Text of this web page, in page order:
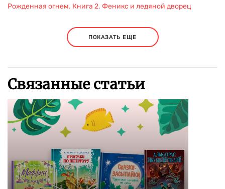
Рожденная огнем. Книга 2. Феникс и ледяной дворец
ПОКАЗАТЬ ЕЩЕ
Связанные статьи